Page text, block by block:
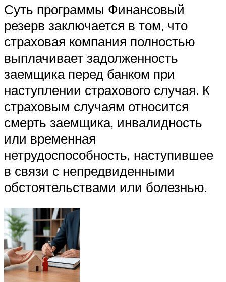
Суть программы Финансовый
резерв заключается в том, что
страховая компания полностью
выплачивает задолженность
заемщика перед банком при
наступлении страхового случая. К
страховым случаям относится
смерть заемщика, инвалидность
или временная
нетрудоспособность, наступившее
в связи с непредвиденными
обстоятельствами или болезнью.